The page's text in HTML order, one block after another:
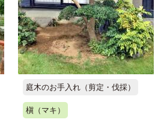
庭木のお手入れ（剪定・伐採）
槇（マキ）